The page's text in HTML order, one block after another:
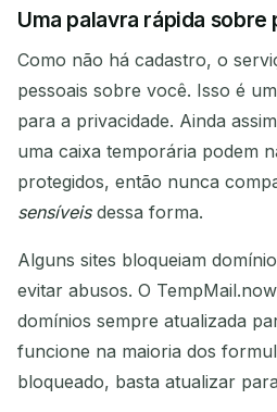
Uma palavra rápida sobre
Como não há cadastro, o
pessoais sobre você. Isso é
para a privacidade. Ainda
uma caixa temporária podem
protegidos, então nunca
sensíveisdessa forma.
Alguns sites bloqueiam
evitar abusos. O
domínios sempre atualizada
funcione na maioria dos
bloqueado, basta atualizar